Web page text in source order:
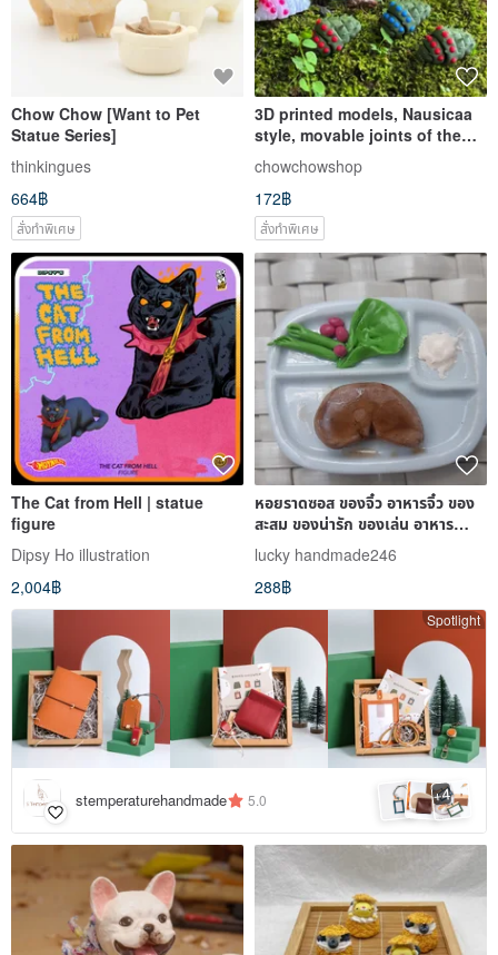
Chow Chow [Want to Pet
Statue Series]
thinkingues
664฿
สั่งทำพิเศษ
3D printed models, Nausicaa
style, movable joints of the
King Bug, Sea of ​​Corruption
style ornaments, decorations,
and figurines
chowchowshop
172฿
สั่งทำพิเศษ
The Cat from Hell | statue
figure
Dipsy Ho illustration
2,004฿
หอยราดซอส ของจิ๋ว อาหารจิ๋ว ของ
สะสม ของน่ารัก ของเล่น อาหาร
จำลอง
lucky handmade246
288฿
Spotlight
stemperaturehandmade 5.0 +4